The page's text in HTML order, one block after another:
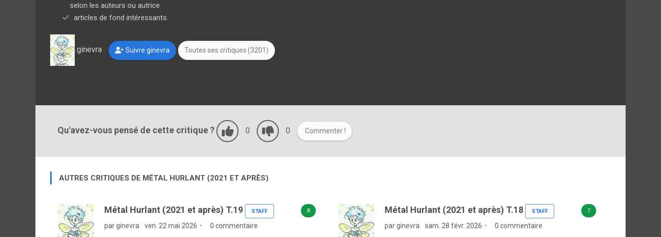
selon les auteurs ou autrice
articles de fond intéressants.
ginevra Suivre ginevra Toutes ses critiques (3201)
Qu'avez-vous pensé de cette critique ? 0 0 Commenter !
AUTRES CRITIQUES DE MÉTAL HURLANT (2021 ET APRÈS)
8
Métal Hurlant (2021 et après) T.19 STAFF
par ginevra ven. 22 mai 2026 0 commentaire
7
Métal Hurlant (2021 et après) T.18 STAFF
par ginevra sam. 28 févr. 2026 0 commentaire